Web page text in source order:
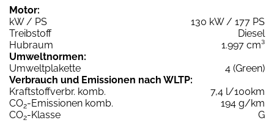
Motor:
kW / PS
130 kW / 177 PS
Treibstoff
Diesel
Hubraum
1.997 cm³
Umweltnormen:
Umweltplakette
4 (Green)
Verbrauch und Emissionen nach WLTP:
Kraftstoffverbr. komb.
7,4 l/100km
CO2-Emissionen komb.
194 g/km
CO2-Klasse
G